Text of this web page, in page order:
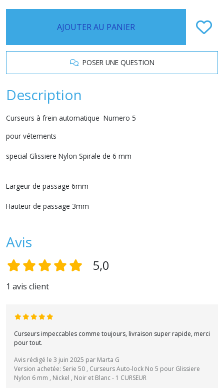
AJOUTER AU PANIER
POSER UNE QUESTION
Description
Curseurs à frein automatique Numero 5
pour vétements
special Glissiere Nylon Spirale de 6 mm
Largeur de passage 6mm
Hauteur de passage 3mm
Avis
5,0
1 avis client
Curseurs impeccables comme toujours, livraison super rapide, merci
pour tout.
Avis rédigé le 3 juin 2025 par Marta G
Version achetée: Serie 50 , Curseurs Auto-lock No 5 pour Glissiere
Nylon 6 mm , Nickel , Noir et Blanc - 1 CURSEUR